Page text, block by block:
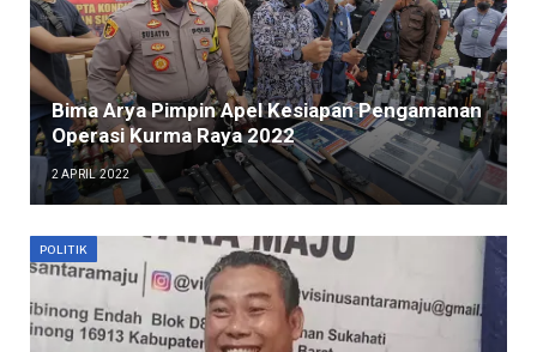
Bima Arya Pimpin Apel Kesiapan Pengamanan
Operasi Kurma Raya 2022
2 APRIL 2022
POLITIK